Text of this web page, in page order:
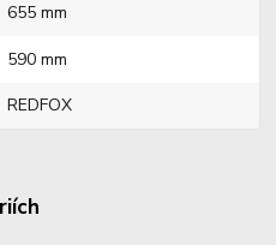
655 mm
590 mm
REDFOX